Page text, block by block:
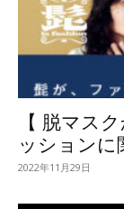
【 脱マス
ッションに
2022年11月29日